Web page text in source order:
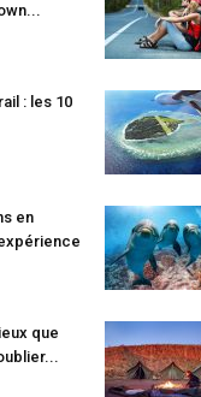
: les 10
en
que